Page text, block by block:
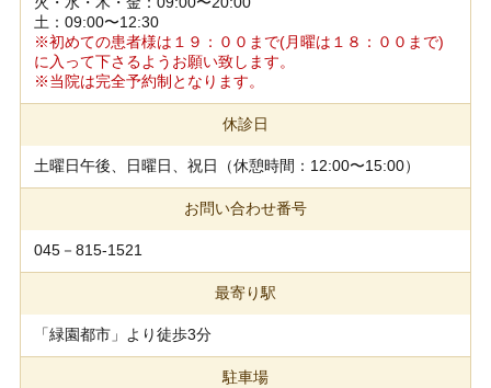
土：09:00〜12:30
※初めての患者様は１９：００まで(月曜は１８：００まで)
に入って下さるようお願い致します。
※当院は完全予約制となります。
休診日
土曜日午後、日曜日、祝日（休憩時間：12:00〜15:00）
お問い合わせ番号
045－815-1521
最寄り駅
「緑園都市」より徒歩3分
駐車場